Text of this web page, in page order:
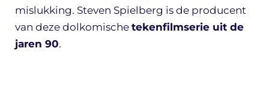
mislukking. Steven Spielberg is de producent
van deze dolkomische tekenfilmserie uit de
jaren 90.